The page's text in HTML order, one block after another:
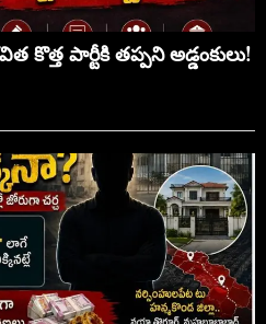
కొత్త పార్టీకి తప్పని అడ్డంకులు!